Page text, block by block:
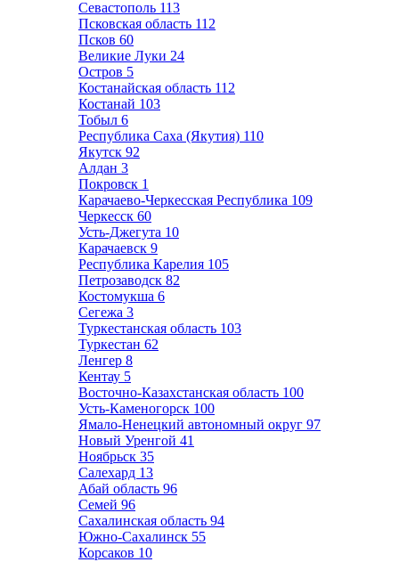
Севастополь 113
Псковская область 112
Псков 60
Великие Луки 24
Остров 5
Костанайская область 112
Костанай 103
Тобыл 6
Республика Саха (Якутия) 110
Якутск 92
Алдан 3
Покровск 1
Карачаево-Черкесская Республика 109
Черкесск 60
Усть-Джегута 10
Карачаевск 9
Республика Карелия 105
Петрозаводск 82
Костомукша 6
Сегежа 3
Туркестанская область 103
Туркестан 62
Ленгер 8
Кентау 5
Восточно-Казахстанская область 100
Усть-Каменогорск 100
Ямало-Ненецкий автономный округ 97
Новый Уренгой 41
Ноябрьск 35
Салехард 13
Абай область 96
Семей 96
Сахалинская область 94
Южно-Сахалинск 55
Корсаков 10